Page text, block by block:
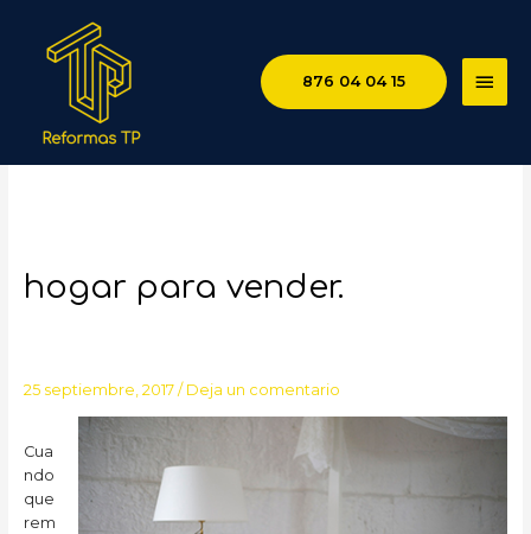
876 04 04 15
Home Staging o reformar tu
hogar para vender.
25 septiembre, 2017 / Deja un comentario
Cua
ndo
que
rem